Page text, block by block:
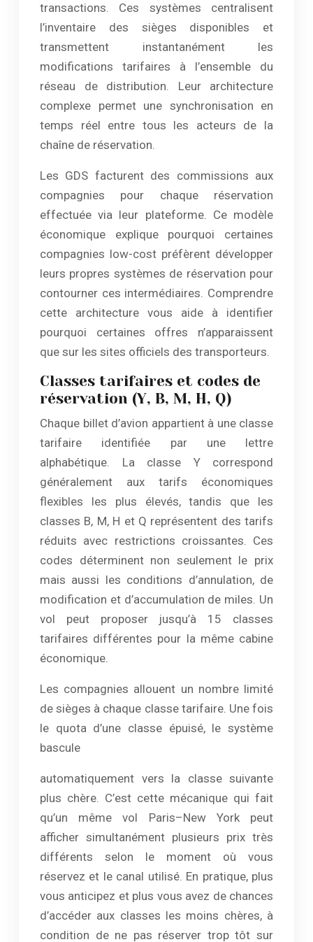
transactions. Ces systèmes centralisent
l’inventaire des sièges disponibles et
transmettent instantanément les
modifications tarifaires à l’ensemble du
réseau de distribution. Leur architecture
complexe permet une synchronisation en
temps réel entre tous les acteurs de la
chaîne de réservation.
Les GDS facturent des commissions aux
compagnies pour chaque réservation
effectuée via leur plateforme. Ce modèle
économique explique pourquoi certaines
compagnies low-cost préfèrent développer
leurs propres systèmes de réservation pour
contourner ces intermédiaires. Comprendre
cette architecture vous aide à identifier
pourquoi certaines offres n’apparaissent
que sur les sites officiels des transporteurs.
Classes tarifaires et codes de
réservation (Y, B, M, H, Q)
Chaque billet d’avion appartient à une classe
tarifaire identifiée par une lettre
alphabétique. La classe Y correspond
généralement aux tarifs économiques
flexibles les plus élevés, tandis que les
classes B, M, H et Q représentent des tarifs
réduits avec restrictions croissantes. Ces
codes déterminent non seulement le prix
mais aussi les conditions d’annulation, de
modification et d’accumulation de miles. Un
vol peut proposer jusqu’à 15 classes
tarifaires différentes pour la même cabine
économique.
Les compagnies allouent un nombre limité
de sièges à chaque classe tarifaire. Une fois
le quota d’une classe épuisé, le système
bascule
automatiquement vers la classe suivante
plus chère. C’est cette mécanique qui fait
qu’un même vol Paris–New York peut
afficher simultanément plusieurs prix très
différents selon le moment où vous
réservez et le canal utilisé. En pratique, plus
vous anticipez et plus vous avez de chances
d’accéder aux classes les moins chères, à
condition de ne pas réserver trop tôt sur